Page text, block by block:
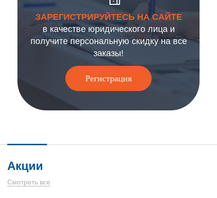
ЗАРЕГИСТРИРУЙТЕСЬ НА САЙТЕ
в качестве юридического лица и
получите персональную скидку на все
заказы!
Регистрация
Акции
Смотреть все